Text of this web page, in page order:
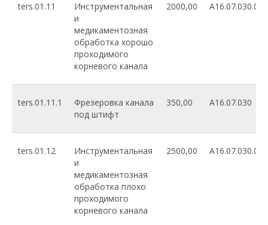
ters.01.11
Инструментальная
и
медикаментозная
обработка хорошо
проходимого
корневого канала
2000,00 A16.07.030.001
ters.01.11.1
Фрезеровка канала
под штифт
350,00 A16.07.030
ters.01.12
Инструментальная
и
медикаментозная
обработка плохо
проходимого
корневого канала
2500,00 A16.07.030.002